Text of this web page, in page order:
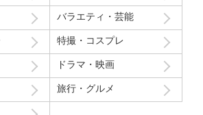
バラエティ・芸能
特撮・コスプレ
ドラマ・映画
旅行・グルメ